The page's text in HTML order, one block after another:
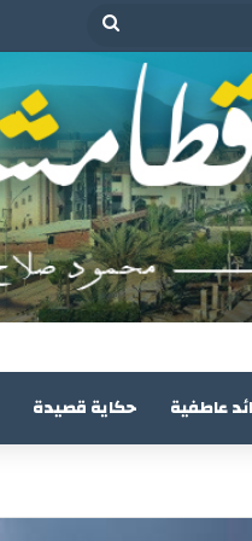
بحث
عاطفية حكاية قصيدة